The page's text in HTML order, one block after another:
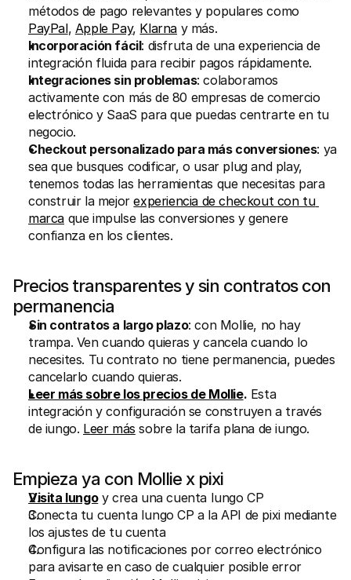
PayPal, Apple Pay, Klarna y más.
Incorporación fácil: disfruta de una experiencia de
integración fluida para recibir pagos rápidamente.
Integraciones sin problemas: colaboramos
activamente con más de 80 empresas de comercio
electrónico y SaaS para que puedas centrarte en tu
negocio.
Checkout personalizado para más conversiones: ya
sea que busques codificar, o usar plug and play,
tenemos todas las herramientas que necesitas para
construir la mejor experiencia de checkout con tu
marca que impulse las conversiones y genere
confianza en los clientes.
Precios transparentes y sin contratos con
permanencia
Sin contratos a largo plazo: con Mollie, no hay
trampa. Ven cuando quieras y cancela cuando lo
necesites. Tu contrato no tiene permanencia, puedes
cancelarlo cuando quieras.
Leer más sobre los precios de Mollie. Esta
integración y configuración se construyen a través
de iungo. Leer más sobre la tarifa plana de iungo.
Empieza ya con Mollie x pixi
Visita Iungo y crea una cuenta Iungo CP
Conecta tu cuenta Iungo CP a la API de pixi mediante
los ajustes de tu cuenta
Configura las notificaciones por correo electrónico
para avisarte en caso de cualquier posible error